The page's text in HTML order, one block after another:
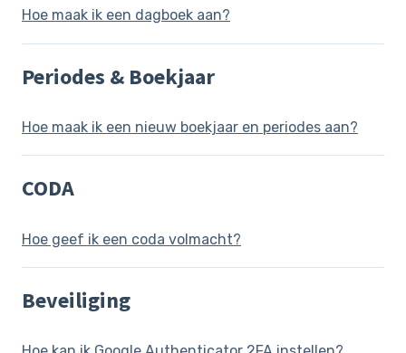
Hoe maak ik een dagboek aan?
Periodes & Boekjaar
Hoe maak ik een nieuw boekjaar en periodes aan?
CODA
Hoe geef ik een coda volmacht?
Beveiliging